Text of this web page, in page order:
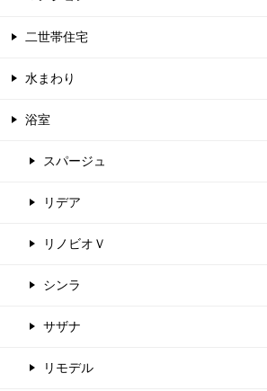
二世帯住宅
水まわり
浴室
スパージュ
リデア
リノビオＶ
シンラ
サザナ
リモデル